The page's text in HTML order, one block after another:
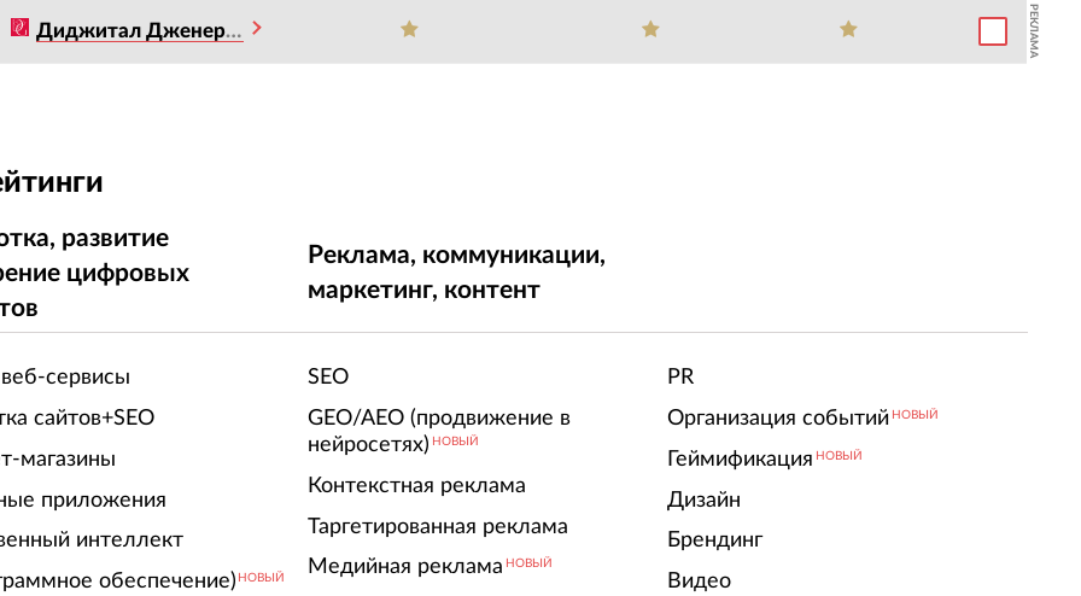
Диджитал Дженерейшен РЕКЛАМА
развитие
цифровых
сервисы
сайтов+SEO
магазины
приложения
интеллект
обеспечение) НОВЫЙ
Реклама, коммуникации,
маркетинг, контент
SEO
GEO/AEO (продвижение в
нейросетях) НОВЫЙ
Контекстная реклама
Таргетированная реклама
Медийная реклама НОВЫЙ
PR
Организация событий НОВЫЙ
Геймификация НОВЫЙ
Дизайн
Брендинг
Видео